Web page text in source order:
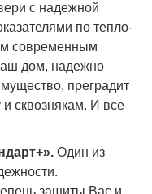
с надежной
по тепло-
современным
дом, надежно
преградит
сквознякам. И все
Один из
защиты Вас и